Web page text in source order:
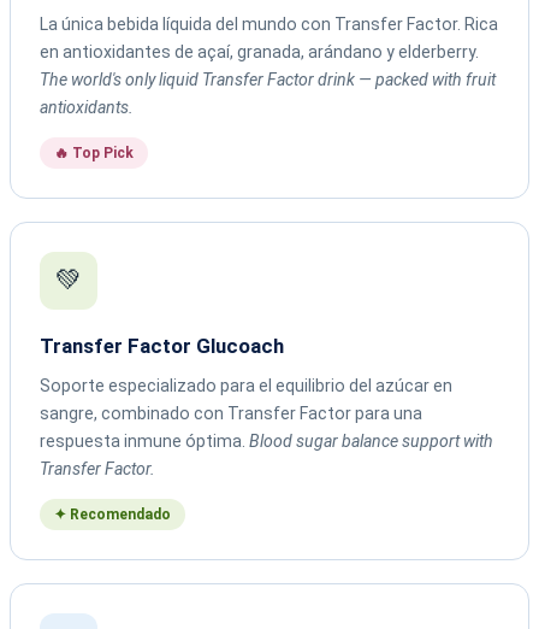
La única bebida líquida del mundo con Transfer Factor. Rica
en antioxidantes de açaí, granada, arándano y elderberry.
The world's only liquid Transfer Factor drink — packed with fruit
antioxidants.
🔥 Top Pick
💚
Transfer Factor Glucoach
Soporte especializado para el equilibrio del azúcar en
sangre, combinado con Transfer Factor para una
respuesta inmune óptima. Blood sugar balance support with
Transfer Factor.
✦ Recomendado